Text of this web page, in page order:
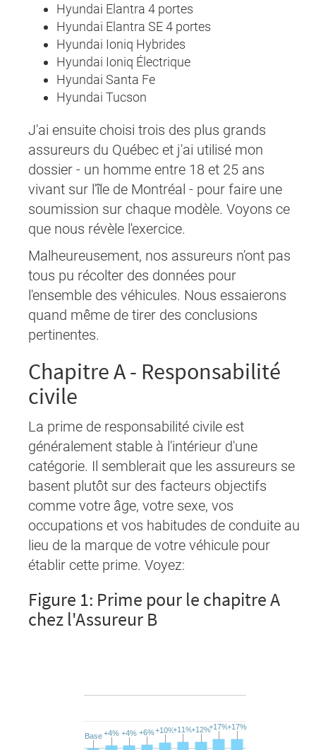
Hyundai Elantra 4 portes
Hyundai Elantra SE 4 portes
Hyundai Ioniq Hybrides
Hyundai Ioniq Électrique
Hyundai Santa Fe
Hyundai Tucson
J'ai ensuite choisi trois des plus grands
assureurs du Québec et j'ai utilisé mon
dossier - un homme entre 18 et 25 ans
vivant sur l'île de Montréal - pour faire une
soumission sur chaque modèle. Voyons ce
que nous révèle l'exercice.
Malheureusement, nos assureurs n'ont pas
tous pu récolter des données pour
l'ensemble des véhicules. Nous essaierons
quand même de tirer des conclusions
pertinentes.
Chapitre A - Responsabilité
civile
La prime de responsabilité civile est
généralement stable à l'intérieur d'une
catégorie. Il semblerait que les assureurs se
basent plutôt sur des facteurs objectifs
comme votre âge, votre sexe, vos
occupations et vos habitudes de conduite au
lieu de la marque de votre véhicule pour
établir cette prime. Voyez:
Figure 1: Prime pour le chapitre A
chez l'Assureur B